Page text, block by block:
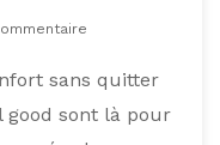
sans quitter
good sont là pour